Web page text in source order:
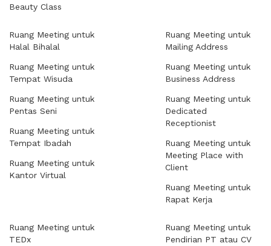
Beauty Class
Ruang Meeting untuk
Halal Bihalal
Ruang Meeting untuk
Tempat Wisuda
Ruang Meeting untuk
Pentas Seni
Ruang Meeting untuk
Tempat Ibadah
Ruang Meeting untuk
Kantor Virtual
Ruang Meeting untuk
Mailing Address
Ruang Meeting untuk
Business Address
Ruang Meeting untuk
Dedicated
Receptionist
Ruang Meeting untuk
Meeting Place with
Client
Ruang Meeting untuk
Rapat Kerja
Ruang Meeting untuk
TEDx
Ruang Meeting untuk
Pendirian PT atau CV